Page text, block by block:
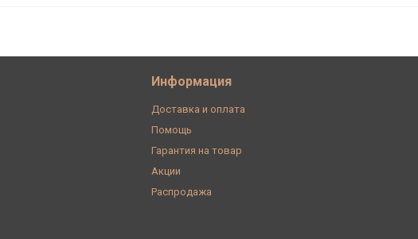
Информация
Доставка и оплата
Помощь
Гарантия на товар
Акции
Распродажа